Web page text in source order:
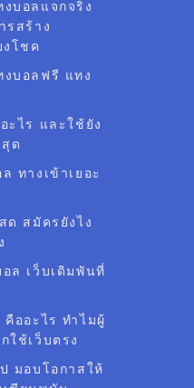
บอลแจกจริง
รสร้าง
งโชค
งบอลฟรี แทง
ะไร และใช้ยัง
ด
ทางเข้าเยอะ
ด สมัครยังไง
ล เว็บเดิมพันที่
คืออะไร ทำไมผู้
ใช้เว็บตรง
มอบโอกาสให้